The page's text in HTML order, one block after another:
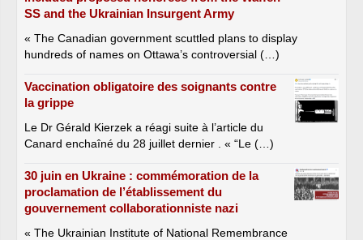
SS and the Ukrainian Insurgent Army
« The Canadian government scuttled plans to display
hundreds of names on Ottawa’s controversial (…)
Vaccination obligatoire des soignants contre
la grippe
Le Dr Gérald Kierzek a réagi suite à l’article du
Canard enchaîné du 28 juillet dernier . « “Le (…)
30 juin en Ukraine : commémoration de la
proclamation de l’établissement du
gouvernement collaborationniste nazi
« The Ukrainian Institute of National Remembrance